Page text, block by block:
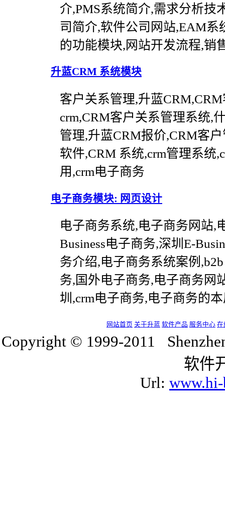
介,PMS系统简介,需求分析技
司简介,软件公司网站,EAM系
的功能模块,网站开发流程,销
升蓝CRM 系统模块
客户关系管理,升蓝
crm,CRM客户关系管理系统,
管理,升蓝CRM报价,CRM客
软件,CRM 系统,crm管理系统
用,crm电子商务
电子商务模块: 网页设计
电子商务系统,电子商务网站,
Business电子商务,深圳E-
务介绍,电子商务系统案例
务,国外电子商务,电子商务网
圳,crm电子商务,电子商务的
网站首页 关于升蓝 软件产品 服务中心 在
Copyright © 1999-2011
软件
Url: